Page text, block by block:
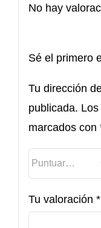
No hay
Sé el primero
Tu dirección
publicada.
marcados con
Tu valoración *